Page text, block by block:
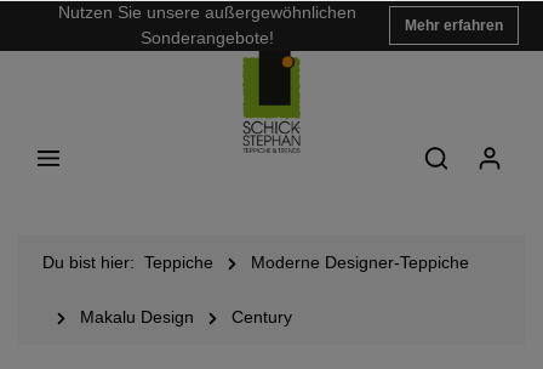
Nutzen Sie unsere außergewöhnlichen
Sonderangebote!
Mehr erfahren
Du bist hier: Teppiche Moderne Designer-Teppiche
Makalu Design Century